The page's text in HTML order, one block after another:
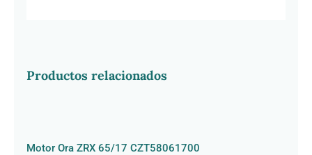
Productos relacionados
Motor Ora ZRX 65/17 CZT58061700